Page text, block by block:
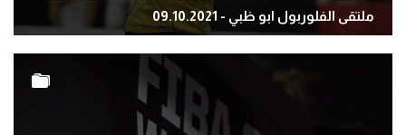
ملتقى الفلوربول ابو ظبي - 09.10.2021